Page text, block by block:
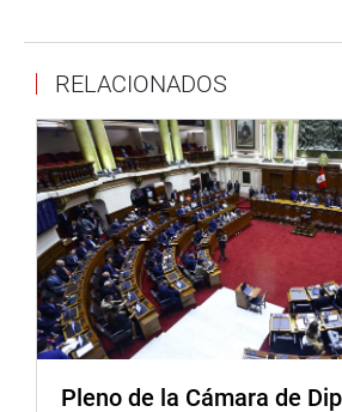
se solicite informes precisos al
también al directorio de la empresa
Municiones del Ejército (FAME)
institucionales que no estarían muy
“huelen mal”, según dijo el primero
Donayre señaló que resulta curioso
nacionales prefieran adquirir
empresas extranjeras -
a los de la FAME. Consideró urgente
organismo acuda a informar a la
debe terminar cuanto antes con el
RELACIONADOS
Pleno de la Cámara de